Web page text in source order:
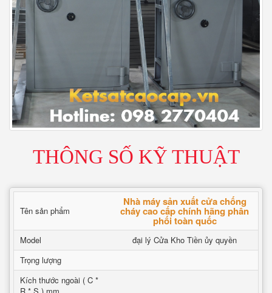
THÔNG SỐ KỸ THUẬT
Tên sản phẩm
Nhà máy sản xuất cửa chống
cháy cao cấp chính hãng phân
phối toàn quốc
Model
đại lý Cửa Kho Tiền ủy quyền
Trọng lượng
Kích thước ngoài ( C *